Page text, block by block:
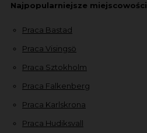
Najpopularniejsze miejscowości
Praca Bastad
Praca Visingsö
Praca Sztokholm
Praca Falkenberg
Praca Karlskrona
Praca Hudiksvall